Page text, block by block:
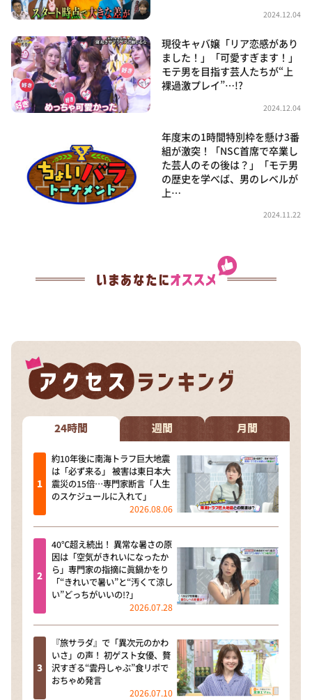
2024.12.04
現役キャバ嬢「リア恋感があり
ました！」「可愛すぎます！」
モテ男を目指す芸人たちが“上
裸過激プレイ”…!?
2024.12.04
年度末の1時間特別枠を懸け3番
組が激突！「NSC首席で卒業し
た芸人のその後は？」「モテ男
の歴史を学べば、男のレベルが
上…
2024.11.22
24時間 週間 月間
約10年後に南海トラフ巨大地震
は「必ず来る」 被害は東日本大
震災の15倍…専門家断言「人生
のスケジュールに入れて」
2026.08.06
40℃超え続出！ 異常な暑さの原
因は「空気がきれいになったか
ら」専門家の指摘に眞鍋かをり
「“きれいで暑い”と“汚くて涼し
い”どっちがいいの!?」
2026.07.28
『旅サラダ』で「異次元のかわ
いさ」の声！ 初ゲスト女優、贅
沢すぎる“雲丹しゃぶ”食リポで
おちゃめ発言
2026.07.10